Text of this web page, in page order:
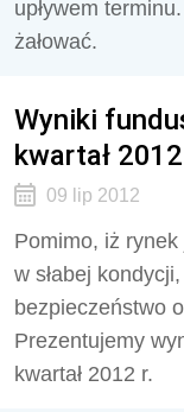
upływem
żałować.
Wyniki
kwartał 2012
09 lip 2012
Pomimo, iż rynek
w słabej
bezpieczeństwo
Prezentujemy
kwartał 2012 r.